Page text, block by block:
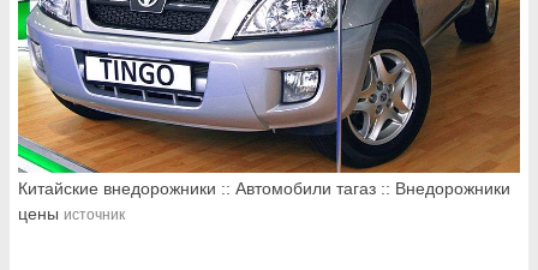
Китайские внедорожники :: Автомобили тагаз :: Внедорожники
цены источник